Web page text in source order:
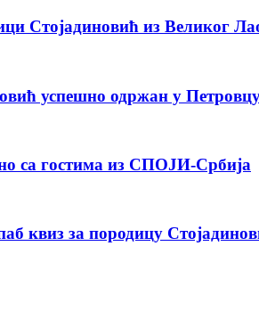
Стојадиновић из Великог
успешно одржан у
са гостима из СПОЈИ-Србија
квиз за породицу